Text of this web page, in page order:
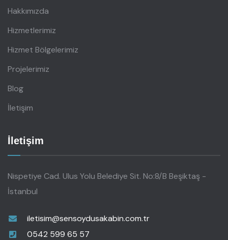
Hakkımızda
Hizmetlerimiz
Hizmet Bölgelerimiz
Projelerimiz
Blog
İletişim
İletişim
Nispetiye Cad. Ulus Yolu Belediye Sit. No:8/B Beşiktaş -
İstanbul
iletisim@sensoydusakabin.com.tr
0542 599 65 57